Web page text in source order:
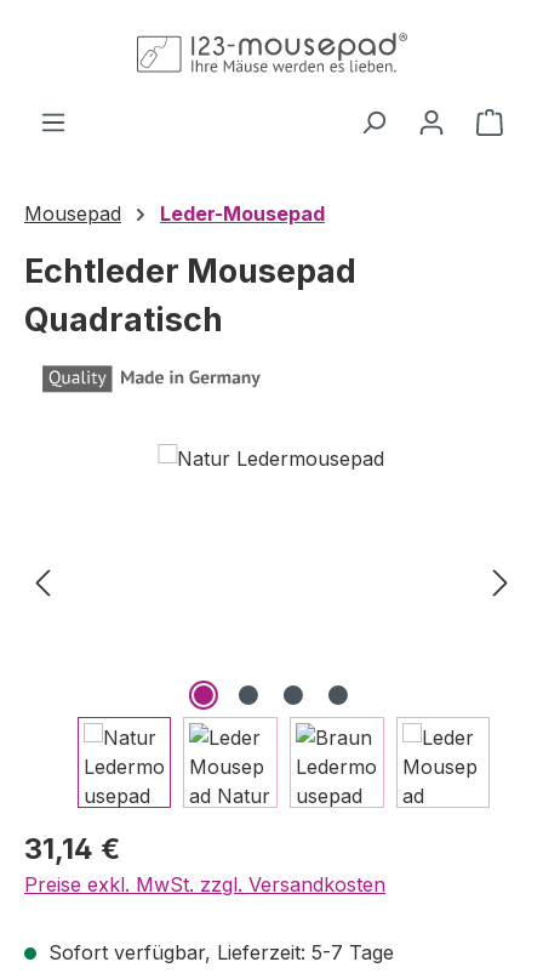
Mousepad Leder-Mousepad
Echtleder Mousepad
Quadratisch
Bildergalerie überspringen
Regulärer Preis:
31,14 €
Preise exkl. MwSt. zzgl. Versandkosten
Sofort verfügbar, Lieferzeit: 5-7 Tage